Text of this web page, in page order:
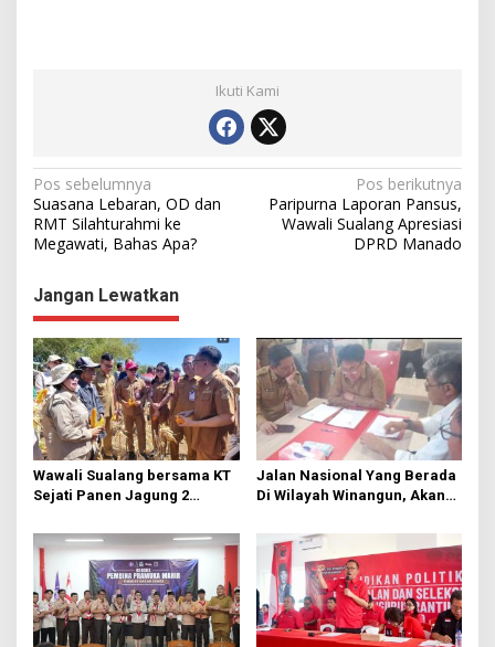
Ikuti Kami
N
a
v
i
g
a
s
i
p
o
s
Pos sebelumnya
Suasana Lebaran, OD dan
RMT Silahturahmi ke
Megawati, Bahas Apa?
Pos berikutnya
Paripurna Laporan Pansus,
Wawali Sualang Apresiasi
DPRD Manado
Jangan Lewatkan
Wawali Sualang bersama KT
Sejati Panen Jagung 2
Jalan Nasional Yang Berada
Di Wilayah Winangun, Akan